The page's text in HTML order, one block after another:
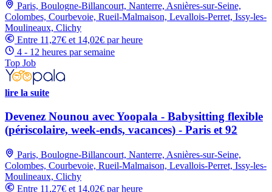
Paris, Boulogne-Billancourt, Nanterre, Asnières-sur-Seine,
Colombes, Courbevoie, Rueil-Malmaison, Levallois-Perret, Issy-les-
Moulineaux, Clichy
Entre 11,27€ et 14,02€ par heure
4 - 12 heures par semaine
Top Job
lire la suite
Devenez Nounou avec Yoopala - Babysitting flexible
(périscolaire, week-ends, vacances) - Paris et 92
Paris, Boulogne-Billancourt, Nanterre, Asnières-sur-Seine,
Colombes, Courbevoie, Rueil-Malmaison, Levallois-Perret, Issy-les-
Moulineaux, Clichy
Entre 11,27€ et 14,02€ par heure